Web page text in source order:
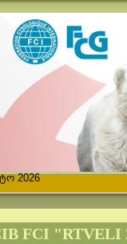
2026
FCI "RTVELI